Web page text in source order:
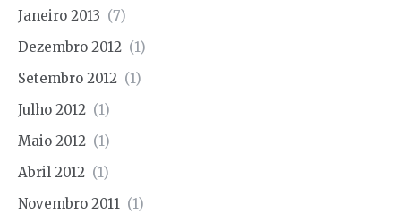
Janeiro 2013 (7)
Dezembro 2012 (1)
Setembro 2012 (1)
Julho 2012 (1)
Maio 2012 (1)
Abril 2012 (1)
Novembro 2011 (1)